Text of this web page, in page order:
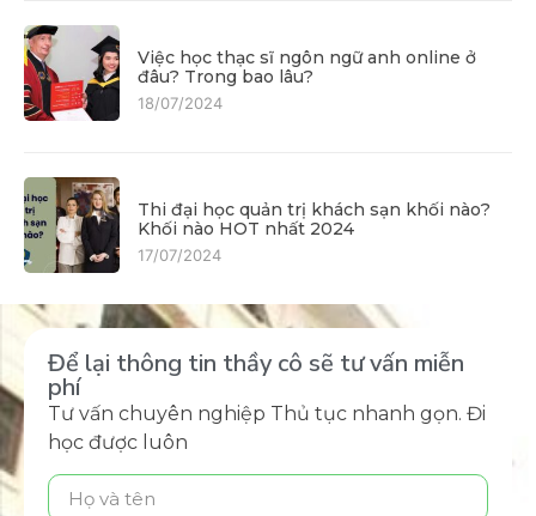
Việc học thạc sĩ ngôn ngữ anh online ở
đâu? Trong bao lâu?
18/07/2024
Thi đại học quản trị khách sạn khối nào?
Khối nào HOT nhất 2024
17/07/2024
Để lại thông tin thầy cô sẽ tư vấn miễn
phí
Tư vấn chuyên nghiệp Thủ tục nhanh gọn. Đi
học được luôn